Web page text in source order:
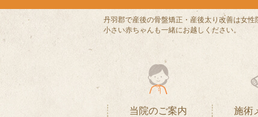
丹羽郡で産後の骨盤矯正・産後太り改善は女性
小さい赤ちゃんも一緒にお越しください。
当院のご案内 施術